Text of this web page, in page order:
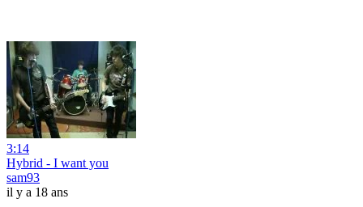
3:14
Hybrid - I want you
sam93
il y a 18 ans